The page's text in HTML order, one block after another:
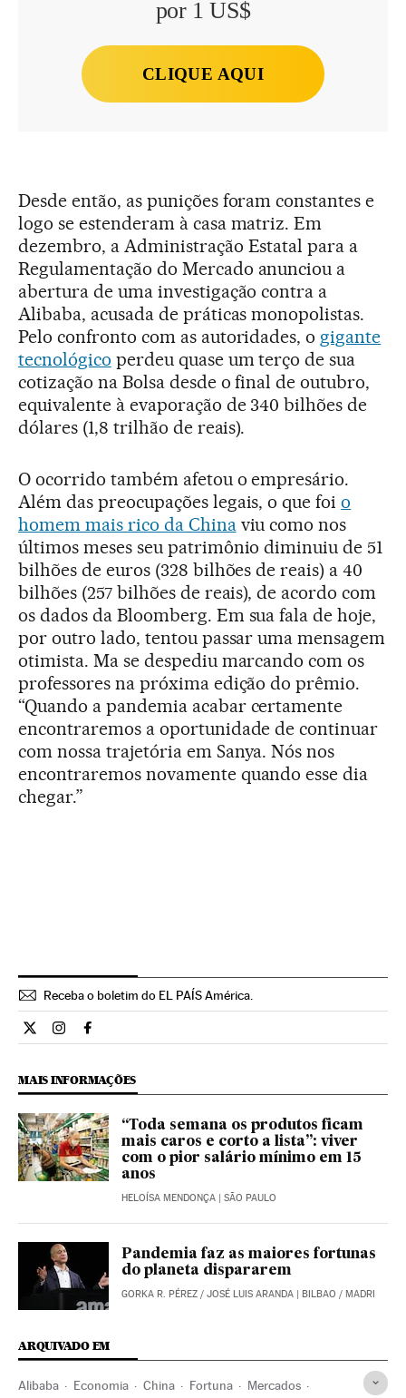
por 1 US$
CLIQUE AQUI
Desde então, as punições foram constantes e
logo se estenderam à casa matriz. Em
dezembro, a Administração Estatal para a
Regulamentação do Mercado anunciou a
abertura de uma investigação contra a
Alibaba, acusada de práticas monopolistas.
Pelo confronto com as autoridades, o gigante
tecnológico perdeu quase um terço de sua
cotização na Bolsa desde o final de outubro,
equivalente à evaporação de 340 bilhões de
dólares (1,8 trilhão de reais).
O ocorrido também afetou o empresário.
Além das preocupações legais, o que foio
homem mais rico da Chinaviu como nos
últimos meses seu patrimônio diminuiu de 51
bilhões de euros (328 bilhões de reais) a 40
bilhões (257 bilhões de reais), de acordo com
os dados da Bloomberg. Em sua fala de hoje,
por outro lado, tentou passar uma mensagem
otimista. Ma se despediu marcando com os
professores na próxima edição do prêmio.
“Quando a pandemia acabar certamente
encontraremos a oportunidade de continuar
com nossa trajetória em Sanya. Nós nos
encontraremos novamente quando esse dia
chegar.”
Receba o boletim do EL PAÍS América.
Economia El País Brasil en Twitter
Economia El País Brasil en Instagram
Economia El País Brasil en Facebook
MAIS INFORMAÇÕES
“Toda semana os produtos ficam
mais caros e corto a lista”: viver
com o pior salário mínimo em 15
anos
HELOÍSA MENDONÇA | SÃO PAULO
Pandemia faz as maiores fortunas
do planeta dispararem
GORKA R. PÉREZ / JOSÉ LUIS ARANDA | BILBAO / MADRI
ARQUIVADO EM
Alibaba Economia China Fortuna Mercados